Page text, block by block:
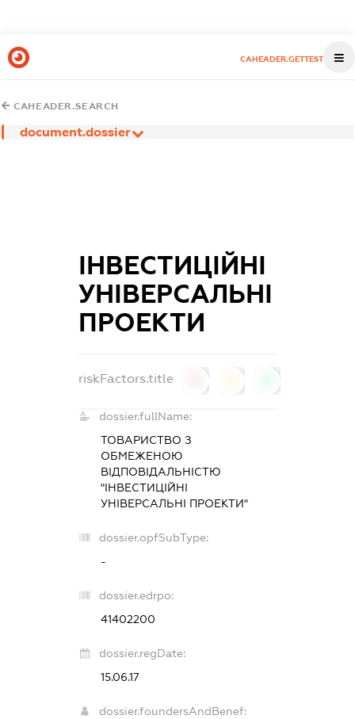
CAHEADER.GETTEST
CAHEADER.SEARCH
document.dossier
ІНВЕСТИЦІЙНІ
УНІВЕРСАЛЬНІ
ПРОЕКТИ
riskFactors.title
dossier.fullName:
ТОВАРИСТВО З
ОБМЕЖЕНОЮ
ВІДПОВІДАЛЬНІСТЮ
"ІНВЕСТИЦІЙНІ
УНІВЕРСАЛЬНІ ПРОЕКТИ"
dossier.opfSubType:
-
dossier.edrpo:
41402200
dossier.regDate:
15.06.17
dossier.foundersAndBenef: